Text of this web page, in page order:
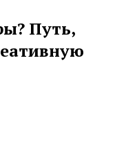
Путь,